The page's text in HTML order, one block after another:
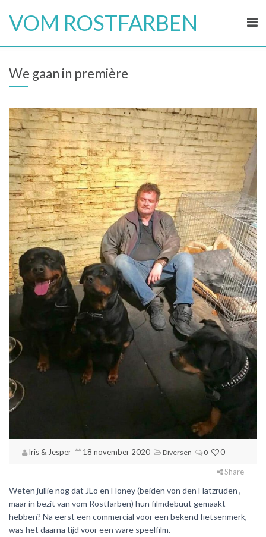
to
content
VOM ROSTFARBEN
We gaan in première
Iris & Jesper 18 november 2020 Diversen 0 0
Share
Weten jullie nog dat JLo en Honey (beiden von den Hatzruden ,
maar in bezit van vom Rostfarben) hun filmdebuut gemaakt
hebben? Na eerst een commercial voor een bekend fietsenmerk,
was het daarna tijd voor een ware speelfilm.